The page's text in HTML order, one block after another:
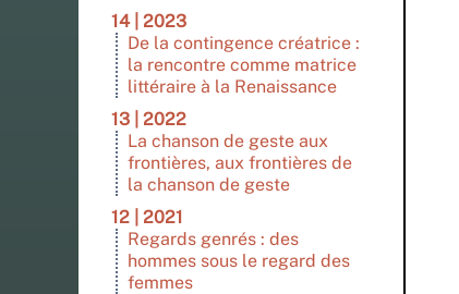
14 | 2023
De la contingence créatrice :
la rencontre comme matrice
littéraire à la Renaissance
13 | 2022
La chanson de geste aux
frontières, aux frontières de
la chanson de geste
12 | 2021
Regards genrés : des
hommes sous le regard des
femmes